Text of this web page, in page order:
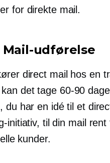
for direkte mail.
udførelse
direct mail hos en
det tage 60-90
du har en idé til et
initiativ, til din mail rent
kunder.